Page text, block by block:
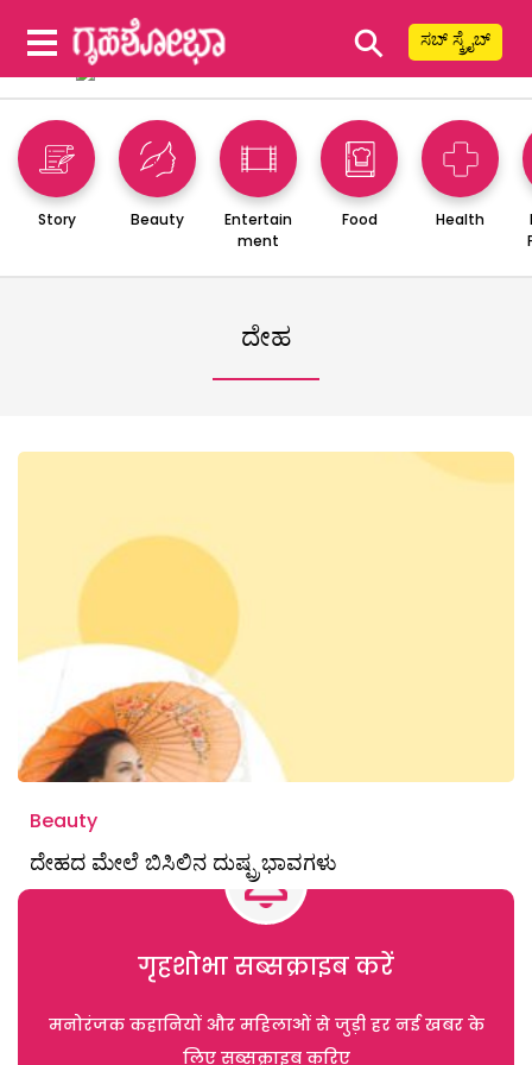
⚲ ಸಬ್ ಸ್ಕ್ರೈಬ್
Story Beauty
Entertain
ment
Food Health
ದೇಹ
Beauty
ದೇಹದ ಮೇಲೆ ಬಿಸಿಲಿನ ದುಷ್ಪ್ರಭಾವಗಳು
गृहशोभा सब्सक्राइब करें
मनोरंजक कहानियों और महिलाओं से जुड़ी हर नई खबर के
लिए सब्सक्राइब करिए